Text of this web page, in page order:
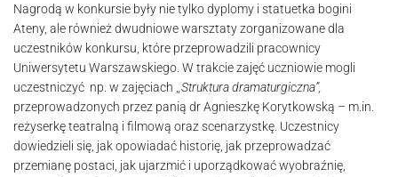
Nagrodą w konkursie były nie tylko dyplomy i statuetka bogini
Ateny, ale również dwudniowe warsztaty zorganizowane dla
uczestników konkursu, które przeprowadzili pracownicy
Uniwersytetu Warszawskiego. W trakcie zajęć uczniowie mogli
uczestniczyć np. w zajęciach ,
,Struktura dramaturgiczna”,
przeprowadzonych przez panią dr Agnieszkę Korytkowską – m.in.
reżyserkę teatralną i filmową oraz scenarzystkę. Uczestnicy
dowiedzieli się, jak opowiadać historię, jak przeprowadzać
przemianę postaci, jak ujarzmić i uporządkować wyobraźnię,